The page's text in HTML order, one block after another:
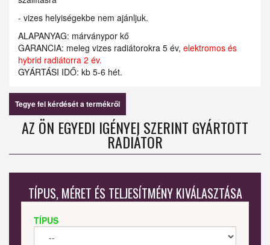
- vizes helyiségekbe nem ajánljuk.
ALAPANYAG: márványpor kő
GARANCIA: meleg vizes radiátorokra 5 év, elektromos és
hybrid radiátorra 2 év.
GYÁRTÁSI IDŐ: kb 5-6 hét.
Tegye fel kérdését a termékről
AZ ÖN EGYEDI IGÉNYEI SZERINT GYÁRTOTT
RADIÁTOR
TÍPUS, MÉRET ÉS TELJESÍTMÉNY KIVÁLASZTÁSA
TÍPUS